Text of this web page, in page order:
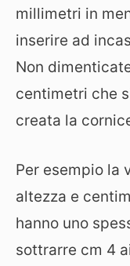
millimetri in
inserire ad
Non
centimetri che
creata la
Per esempio la
altezza e
hanno uno
sottrarre cm 4